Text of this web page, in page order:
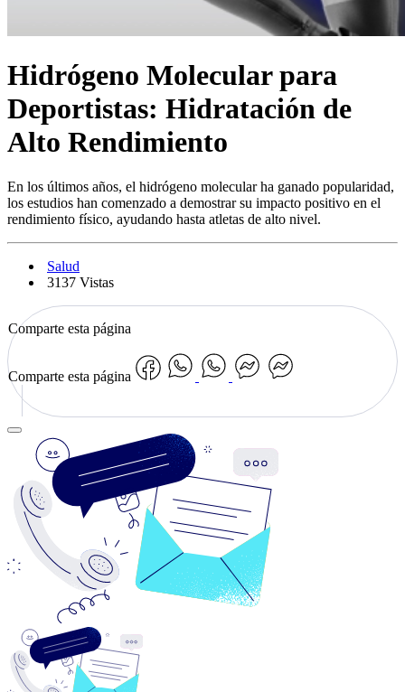
Hidrógeno Molecular para
Deportistas: Hidratación de
Alto Rendimiento
En los últimos años, el hidrógeno molecular ha ganado popularidad,
los estudios han comenzado a demostrar su impacto positivo en el
rendimiento físico, ayudando hasta atletas de alto nivel.
Salud
3137 Vistas
Comparte esta página
Comparte esta página